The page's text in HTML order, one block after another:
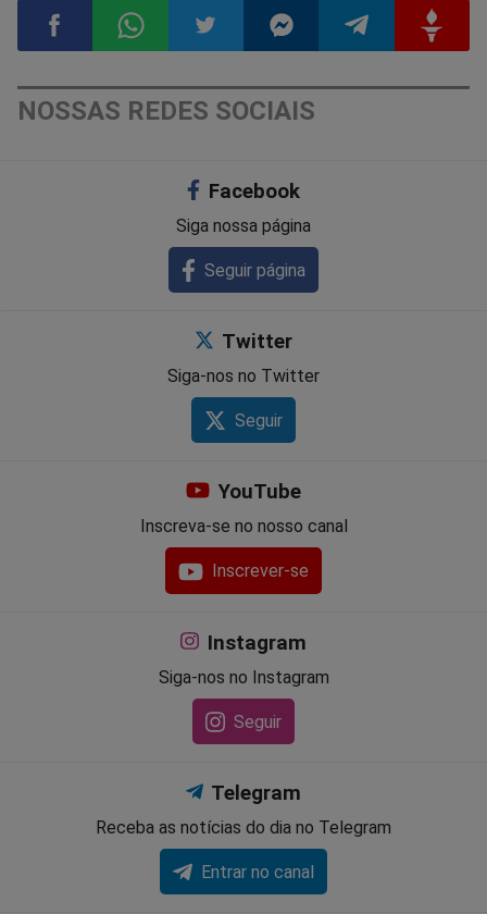
CompartilharCompartilhar
Whatsapp
Compartilhar
Twitter
Compartilhar
Messenger
NOSSAS REDES SOCIAIS
Facebook
Siga nossa página
Seguir página
Twitter
Siga-nos no Twitter
Seguir
YouTube
Inscreva-se no nosso canal
Inscrever-se
Instagram
Siga-nos no Instagram
Seguir
Telegram
Receba as notícias do dia no Telegram
Entrar no canal